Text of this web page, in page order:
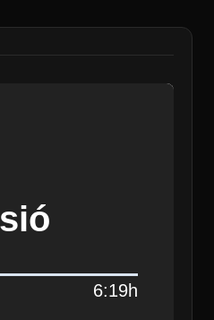
6:19h